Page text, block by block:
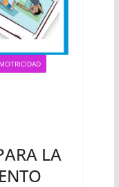
LA